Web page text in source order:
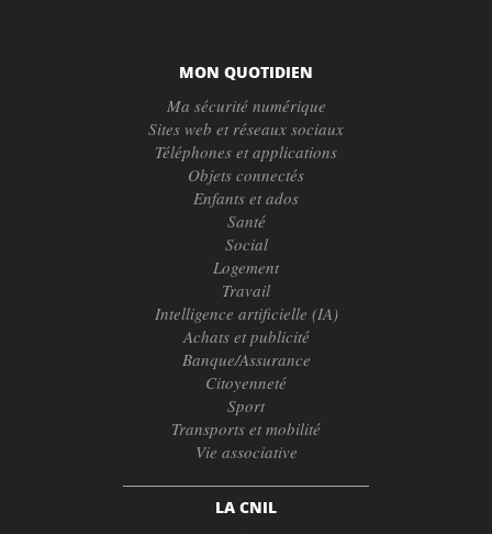
MON QUOTIDIEN
Ma sécurité numérique
Sites web et réseaux sociaux
Téléphones et applications
Objets connectés
Enfants et ados
Santé
Social
Logement
Travail
Intelligence artificielle (IA)
Achats et publicité
Banque/Assurance
Citoyenneté
Sport
Transports et mobilité
Vie associative
LA CNIL